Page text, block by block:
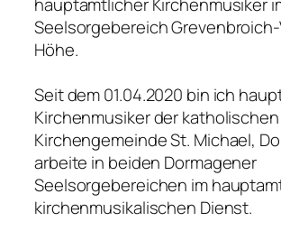
hauptamtlicher Kirchenmusiker
Seelsorgebereich
Höhe.
Seit dem 01.04.2020 bin ich
Kirchenmusiker der katholischen
Kirchengemeinde St. Michael,
arbeite in beiden Dormagener
Seelsorgebereichen im
kirchenmusikalischen Dienst.